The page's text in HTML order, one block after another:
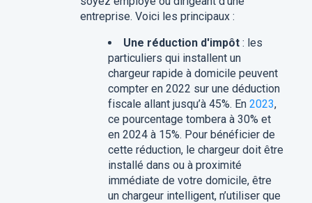
entreprise. Voici les principaux :
Une réduction d'impôt: les
particuliers qui installent un
chargeur rapide à domicile peuvent
compter en 2022 sur une déduction
fiscale allant jusqu’à 45%. En 2023,
ce pourcentage tombera à 30% et
en 2024 à 15%. Pour bénéficier de
cette réduction, le chargeur doit être
installé dans ou à proximité
immédiate de votre domicile, être
un chargeur intelligent, n’utiliser que